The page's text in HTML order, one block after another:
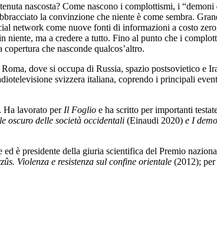
nascosta? Come nascono i complottismi, i
la convinzione che niente è come sembra.
network come nuove fonti di informazioni a costo
niente, ma a credere a tutto. Fino al punto che i
che nasconde qualcos’altro.
dove si occupa di Russia, spazio postsovietico e
svizzera italiana, coprendo i principali
. Ha lavorato per Il Foglio e ha scritto per importanti
oscuro delle società occidentali (Einaudi 2020) e I
è presidente della giuria scientifica del Premio
Violenza e resistenza sul confine orientale (2012);